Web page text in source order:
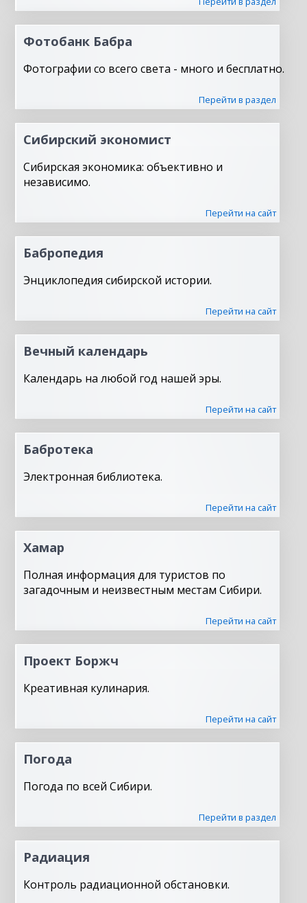
Фотобанк Бабра
Фотографии со всего света - много и бесплатно.
Перейти в раздел
Сибирский экономист
Сибирская экономика: объективно и
независимо.
Перейти на сайт
Бабропедия
Энциклопедия сибирской истории.
Перейти на сайт
Вечный календарь
Календарь на любой год нашей эры.
Перейти на сайт
Бабротека
Электронная библиотека.
Перейти на сайт
Хамар
Полная информация для туристов по
загадочным и неизвестным местам Сибири.
Перейти на сайт
Проект Боржч
Креативная кулинария.
Перейти на сайт
Погода
Погода по всей Сибири.
Перейти в раздел
Радиация
Контроль радиационной обстановки.